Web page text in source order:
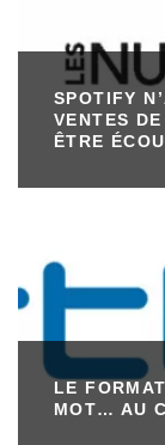
SPOTIFY
VENTES
ÊTRE
LE
MOT… AU